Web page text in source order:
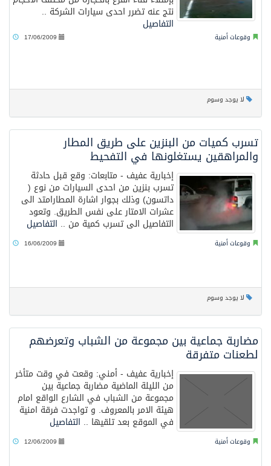
نتج عنه تضرر احدى سيارات الشركة ..
التفاصيل
وقوعات أمنية 17/06/2009
لا يوجد وسوم
تسرب كميات من البنزين على طريق المطار
والمراهقين يستغلونها في التفحيط
إخبارية عفيف - متابعات: وقع قبل حادثة
تسرب بنزين من احدى السيارات من نوع (
داتسون) وذلك بجوار اشارة المطارامتد الى
عشرات الامتار على نفس الطريق. وتعود
التفاصيل الى تسرب كمية من .. التفاصيل
وقوعات أمنية 16/06/2009
لا يوجد وسوم
مضاربة جماعية بين مجموعة من الشباب وتعرضهم
لطعنات متفرقة
إخبارية عفيف - أمني: وقعت في وقت متأخر
من الليلة الماضية مضاربة جماعية بين
مجموعة من الشباب في الشارع الواقع امام
هيئة الامر بالمعروف. و تواجدت فرقة امنية
في الموقع بعد تلقيها .. التفاصيل
وقوعات أمنية 12/06/2009